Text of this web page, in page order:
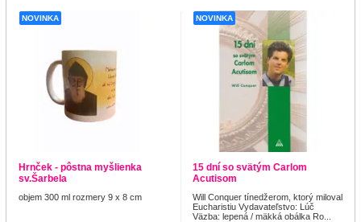
NOVINKA
Hrnček - pôstna myšlienka
sv.Šarbela
objem 300 ml rozmery 9 x 8 cm
NOVINKA
15 dní so svätým Carlom
Acutisom
Will Conquer tínedžerom, ktorý miloval
Eucharistiu Vydavateľstvo: Lúč
Väzba: lepená / mäkká obálka Ro...